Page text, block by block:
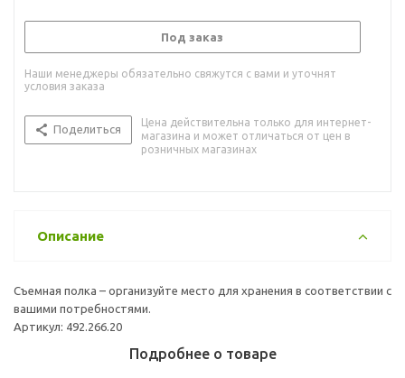
Под заказ
Наши менеджеры обязательно свяжутся с вами и уточнят
условия заказа
Поделиться
Цена действительна только для интернет-
магазина и может отличаться от цен в
розничных магазинах
Описание
Съемная полка – организуйте место для хранения в соответствии с
вашими потребностями.
Артикул: 492.266.20
Подробнее о товаре